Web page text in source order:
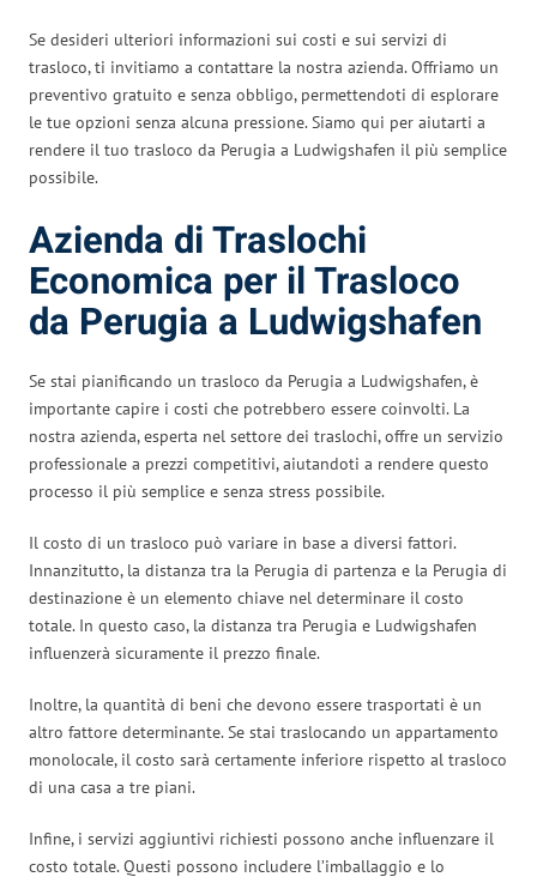
Se desideri ulteriori informazioni sui costi e sui servizi di
trasloco, ti invitiamo a contattare la nostra azienda. Offriamo un
preventivo gratuito e senza obbligo, permettendoti di esplorare
le tue opzioni senza alcuna pressione. Siamo qui per aiutarti a
rendere il tuo trasloco da Perugia a Ludwigshafen il più semplice
possibile.
Azienda di Traslochi
Economica per il Trasloco
da Perugia a Ludwigshafen
Se stai pianificando un trasloco da Perugia a Ludwigshafen, è
importante capire i costi che potrebbero essere coinvolti. La
nostra azienda, esperta nel settore dei traslochi, offre un servizio
professionale a prezzi competitivi, aiutandoti a rendere questo
processo il più semplice e senza stress possibile.
Il costo di un trasloco può variare in base a diversi fattori.
Innanzitutto, la distanza tra la Perugia di partenza e la Perugia di
destinazione è un elemento chiave nel determinare il costo
totale. In questo caso, la distanza tra Perugia e Ludwigshafen
influenzerà sicuramente il prezzo finale.
Inoltre, la quantità di beni che devono essere trasportati è un
altro fattore determinante. Se stai traslocando un appartamento
monolocale, il costo sarà certamente inferiore rispetto al trasloco
di una casa a tre piani.
Infine, i servizi aggiuntivi richiesti possono anche influenzare il
costo totale. Questi possono includere l’imballaggio e lo